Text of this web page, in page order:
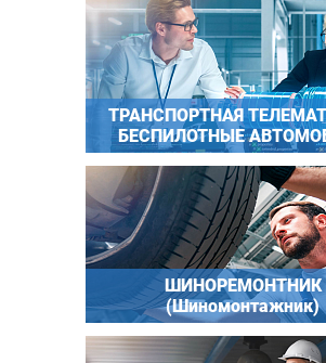
ТРАНСПОРТНАЯ
БЕСПИЛОТНЫЕ
ШИНОРЕМОНТНИК
(Шиномонтажник)